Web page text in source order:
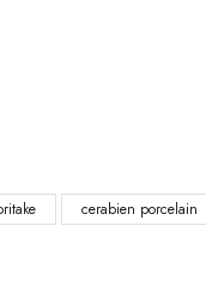
cerabien porcelain